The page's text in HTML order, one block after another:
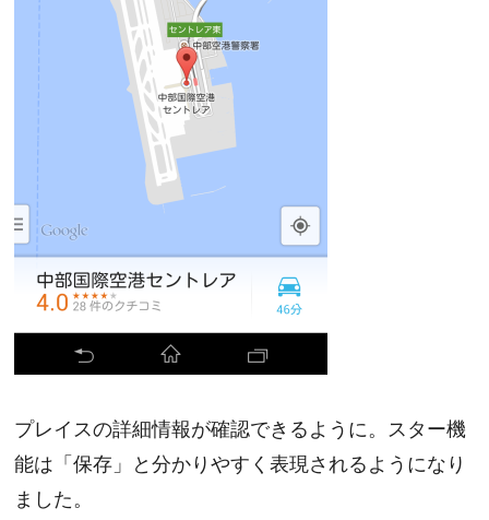
プレイスの詳細情報が確認できるように。スター機
能は「保存」と分かりやすく表現されるようになり
ました。